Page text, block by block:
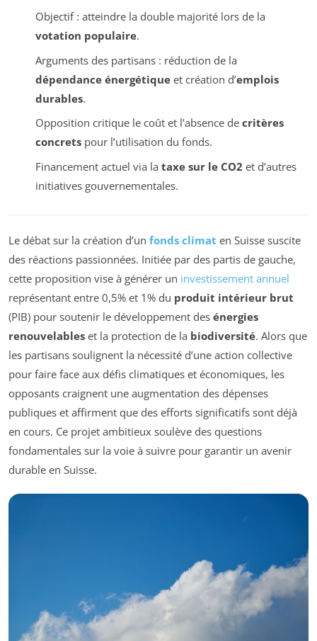
Objectif : atteindre la double majorité lors de la
votation populaire.
Arguments des partisans : réduction de la
dépendance énergétiqueet création d’emplois
durables.
Opposition critique le coût et l’absence de critères
concretspour l’utilisation du fonds.
Financement actuel via la taxe sur le CO2 et d’autres
initiatives gouvernementales.
Le débat sur la création d’un fonds climat en Suisse suscite
des réactions passionnées. Initiée par des partis de gauche,
cette proposition vise à générer un investissement annuel
représentant entre 0,5% et 1% du produit intérieur brut
(PIB) pour soutenir le développement des énergies
renouvelables et la protection de la biodiversité. Alors que
les partisans soulignent la nécessité d’une action collective
pour faire face aux défis climatiques et économiques, les
opposants craignent une augmentation des dépenses
publiques et affirment que des efforts significatifs sont déjà
en cours. Ce projet ambitieux soulève des questions
fondamentales sur la voie à suivre pour garantir un avenir
durable en Suisse.